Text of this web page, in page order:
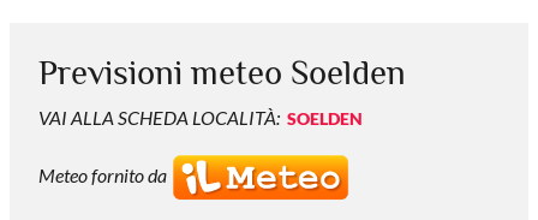
Previsioni meteo Soelden
VAI ALLA SCHEDA LOCALITÀ: SOELDEN
Meteo fornito da